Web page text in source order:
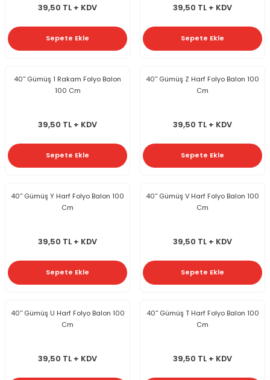
39,50 TL + KDV
Sepete Ekle
39,50 TL + KDV
Sepete Ekle
40'' Gümüş 1 Rakam Folyo Balon
100 Cm
39,50 TL + KDV
Sepete Ekle
40'' Gümüş Z Harf Folyo Balon 100
Cm
39,50 TL + KDV
Sepete Ekle
40'' Gümüş Y Harf Folyo Balon 100
Cm
39,50 TL + KDV
Sepete Ekle
40'' Gümüş V Harf Folyo Balon 100
Cm
39,50 TL + KDV
Sepete Ekle
40'' Gümüş U Harf Folyo Balon 100
Cm
39,50 TL + KDV
40'' Gümüş T Harf Folyo Balon 100
Cm
39,50 TL + KDV